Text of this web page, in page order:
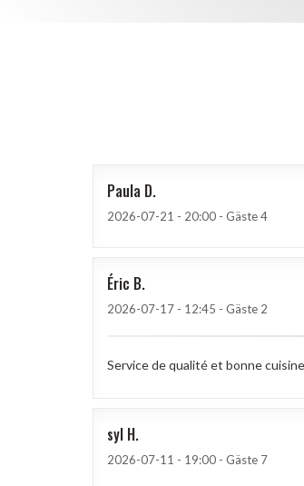
Paula D
2026-07-21 - 20:00 - Gäste 4
Éric B
2026-07-17 - 12:45 - Gäste 2
Service de qualité et bonne
syl H
2026-07-11 - 19:00 - Gäste 7